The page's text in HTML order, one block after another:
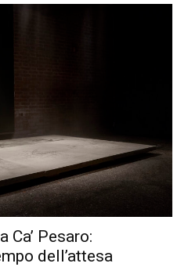
Ca’ Pesaro:
dell’attesa